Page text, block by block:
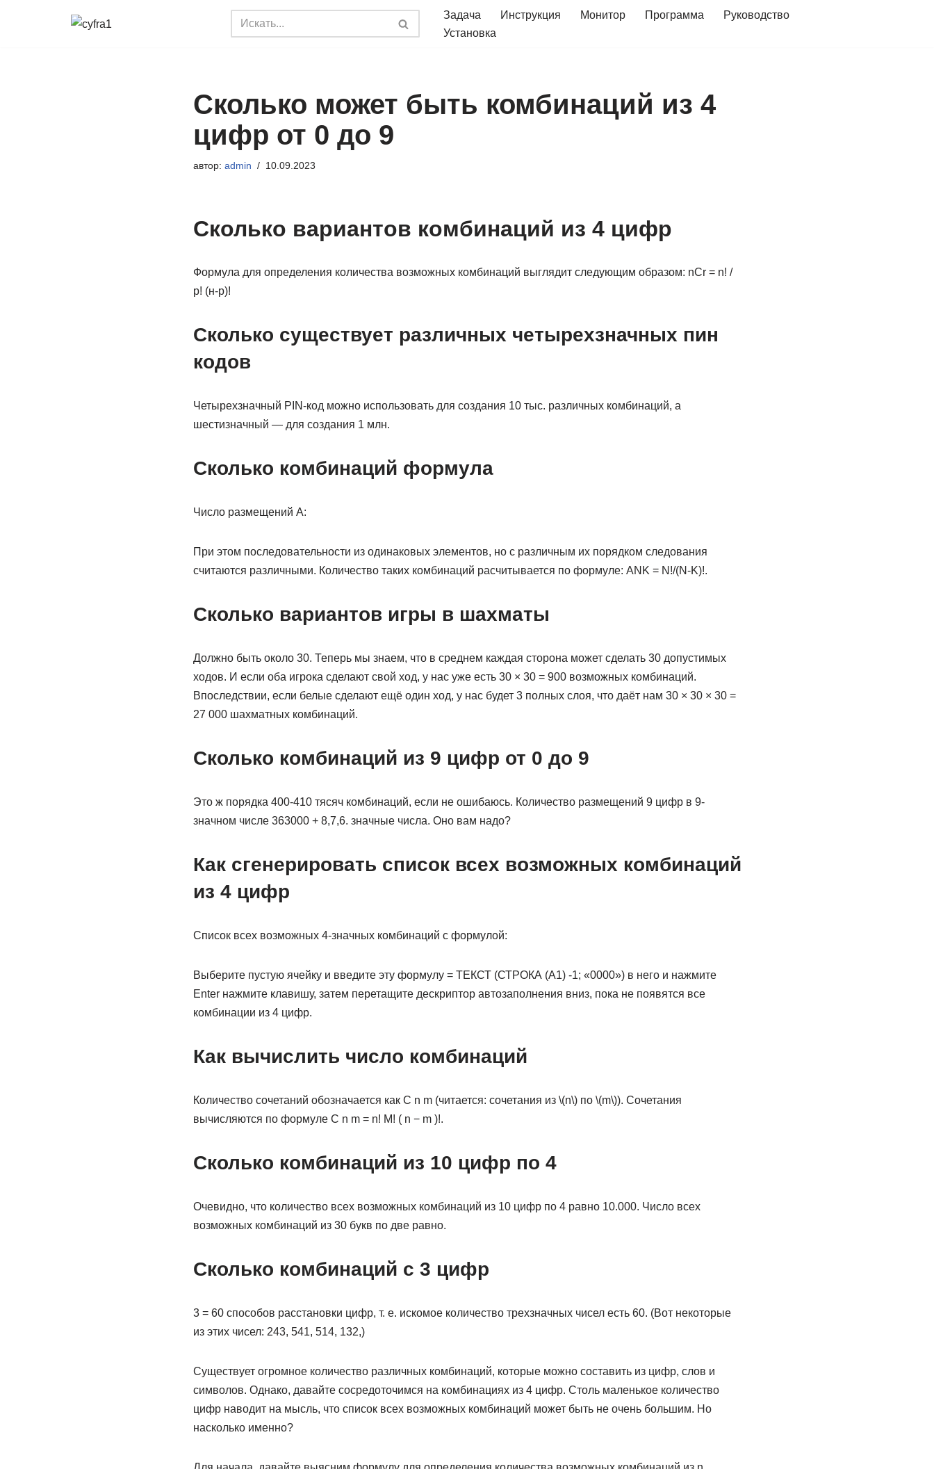
Задача Инструкция Монитор Программа
Руководство
Установка
Сколько может быть комбинаций из 4
цифр от 0 до 9
автор: admin 10.09.2023
Сколько вариантов комбинаций из 4 цифр
Формула для определения количества возможных комбинаций выглядит следующим образом: nCr = n! /
р! (н-р)!
Сколько существует различных четырехзначных пин
кодов
Четырехзначный PIN-код можно использовать для создания 10 тыс. различных комбинаций, а
шестизначный — для создания 1 млн.
Сколько комбинаций формула
Число размещений A:
При этом последовательности из одинаковых элементов, но с различным их порядком следования
считаются различными. Количество таких комбинаций расчитывается по формуле: ANK = N!/(N-K)!.
Сколько вариантов игры в шахматы
Должно быть около 30. Теперь мы знаем, что в среднем каждая сторона может сделать 30 допустимых
ходов. И если оба игрока сделают свой ход, у нас уже есть 30 × 30 = 900 возможных комбинаций.
Впоследствии, если белые сделают ещё один ход, у нас будет 3 полных слоя, что даёт нам 30 × 30 × 30 =
27 000 шахматных комбинаций.
Сколько комбинаций из 9 цифр от 0 до 9
Это ж порядка 400-410 тясяч комбинаций, если не ошибаюсь. Количество размещений 9 цифр в 9-
значном числе 363000 + 8,7,6. значные числа. Оно вам надо?
Как сгенерировать список всех возможных комбинаций
из 4 цифр
Список всех возможных 4-значных комбинаций с формулой:
Выберите пустую ячейку и введите эту формулу = ТЕКСТ (СТРОКА (A1) -1; «0000») в него и нажмите
Enter нажмите клавишу, затем перетащите дескриптор автозаполнения вниз, пока не появятся все
комбинации из 4 цифр.
Как вычислить число комбинаций
Количество сочетаний обозначается как C n m (читается: сочетания из \(n\) по \(m\)). Сочетания
вычисляются по формуле C n m = n! M! ( n − m )!.
Сколько комбинаций из 10 цифр по 4
Очевидно, что количество всех возможных комбинаций из 10 цифр по 4 равно 10.000. Число всех
возможных комбинаций из 30 букв по две равно.
Сколько комбинаций с 3 цифр
3 = 60 способов расстановки цифр, т. е. искомое количество трехзначных чисел есть 60. (Вот некоторые
из этих чисел: 243, 541, 514, 132,)
Существует огромное количество различных комбинаций, которые можно составить из цифр, слов и
символов. Однако, давайте сосредоточимся на комбинациях из 4 цифр. Столь маленькое количество
цифр наводит на мысль, что список всех возможных комбинаций может быть не очень большим. Но
насколько именно?